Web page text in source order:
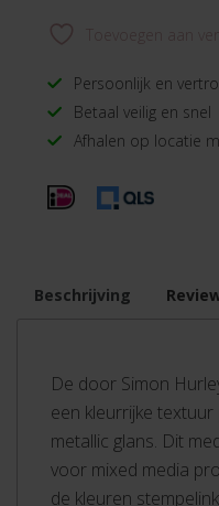
Persoonlijk en
Betaal veilig en snel
Afhalen op locatie
Beschrijving
De door Simon
een kleurrijke
metallic glans. Dit
voor mixed media
de kleuren